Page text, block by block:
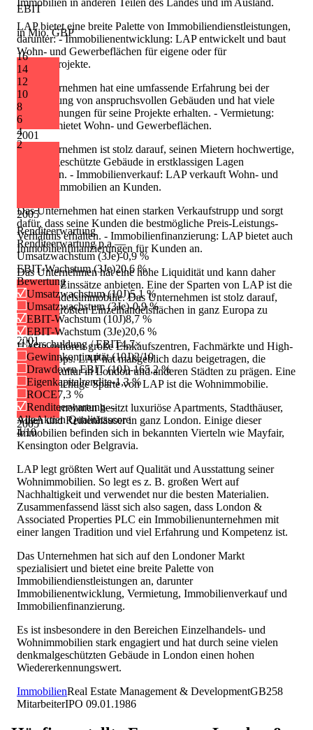
2001
2005
EBIT
in Mio. GBP
16
14
12
10
8
6
4
2
2001
2005
Renditeerwartung
Renditeerwartung p.a.—
Umsatzwachstum (3Je)-0,9 %
EBIT-Wachstum (3Je)20,6 %
Bewertung
Umsatzwachstum (10J)5,1 %
Umsatzwachstum (3Je)-0,9 %
EBIT-Wachstum (10J)8,7 %
EBIT-Wachstum (3Je)20,6 %
Verschuldung / EBIT4,7×
Gewinnkontinuität (10J)2/10
Drawdown EBIT (10J)-165,2 %
Eigenkapitalrendite-1,3 %
ROCE7,3 %
Renditeerwartung—
AlleAktien Qualitätsscore
4/10
Immobilien in anderen Teilen des Landes und im Ausland.
LAP bietet eine breite Palette von Immobiliendienstleistungen,
darunter: - Immobilienentwicklung: LAP entwickelt und baut
Wohn- und Gewerbeflächen für eigene oder für
Kundenprojekte.
Das Unternehmen hat eine umfassende Erfahrung bei der
Entwicklung von anspruchsvollen Gebäuden und hat viele
Auszeichnungen für seine Projekte erhalten. - Vermietung:
LAP vermietet Wohn- und Gewerbeflächen.
Das Unternehmen ist stolz darauf, seinen Mietern hochwertige,
denkmalgeschützte Gebäude in erstklassigen Lagen
anzubieten. - Immobilienverkauf: LAP verkauft Wohn- und
Gewerbeimmobilien an Kunden.
Das Unternehmen hat einen starken Verkaufstrupp und sorgt
dafür, dass seine Kunden die bestmögliche Preis-Leistungs-
Verhältnis erhalten. - Immobilienfinanzierung: LAP bietet auch
Immobilienfinanzierungen für Kunden an.
Das Unternehmen hat eine hohe Liquidität und kann daher
attraktive Zinssätze anbieten. Eine der Sparten von LAP ist die
Einzelhandelsimmobilie. Das Unternehmen ist stolz darauf,
eine der größten Einzelhandelsflächen in ganz Europa zu
besitzen.
Hierzu gehören große Einkaufszentren, Fachmärkte und High-
Street-Shops. LAP hat maßgeblich dazu beigetragen, die
Einkaufskultur in London und anderen Städten zu prägen. Eine
weitere wichtige Sparte von LAP ist die Wohnimmobilie.
Das Unternehmen besitzt luxuriöse Apartments, Stadthäuser,
Villen und Reihenhäuser in ganz London. Einige dieser
Immobilien befinden sich in bekannten Vierteln wie Mayfair,
Kensington oder Belgravia.
LAP legt größten Wert auf Qualität und Ausstattung seiner
Wohnimmobilien. So legt es z. B. großen Wert auf
Nachhaltigkeit und verwendet nur die besten Materialien.
Zusammenfassend lässt sich also sagen, dass London &
Associated Properties PLC ein Immobilienunternehmen mit
einer langen Tradition und viel Erfahrung und Kompetenz ist.
Das Unternehmen hat sich auf den Londoner Markt
spezialisiert und bietet eine breite Palette von
Immobiliendienstleistungen an, darunter
Immobilienentwicklung, Vermietung, Immobilienverkauf und
Immobilienfinanzierung.
Es ist insbesondere in den Bereichen Einzelhandels- und
Wohnimmobilien stark engagiert und hat durch seine vielen
denkmalgeschützten Gebäude in London einen hohen
Wiedererkennungswert.
ImmobilienReal Estate Management & DevelopmentGB258
MitarbeiterIPO 09.01.1986